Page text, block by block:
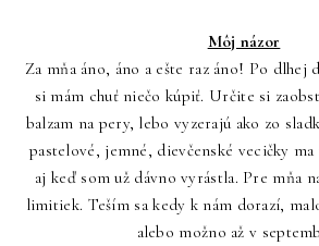
Môj názor
Za mňa áno, áno a ešte raz áno! Po
si mám chuť niečo kúpiť. Určite si
balzam na pery, lebo vyzerajú ako zo
pastelové, jemné, dievčenské vecičky
aj keď som už dávno vyrástla. Pre mňa
limitiek. Teším sa kedy k nám dorazí,
alebo možno až v